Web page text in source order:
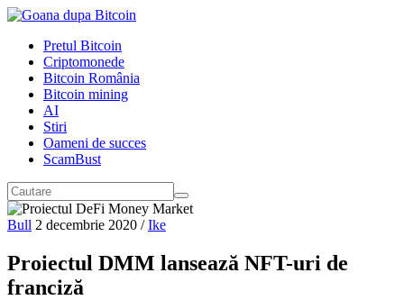
Pretul Bitcoin
Criptomonede
Bitcoin România
Bitcoin mining
AI
Stiri
Oameni de succes
ScamBust
Bull 2 decembrie 2020 / Ike
Proiectul DMM lansează NFT-uri de
franciză